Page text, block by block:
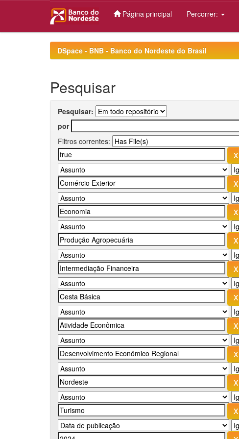
Página principal Percorrer:
DSpace - BNB - Banco do Nordeste do Brasil
Pesquisar
Pesquisar:
por
Filtros correntes: